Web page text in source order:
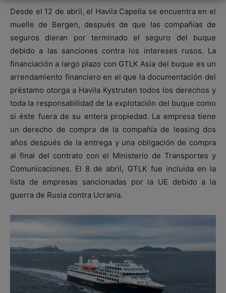
Desde el 12 de abril, el Havila Capella se encuentra en el
muelle de Bergen, después de que las compañías de
seguros dieran por terminado el seguro del buque
debido a las sanciones contra los intereses rusos. La
financiación a largo plazo con GTLK Asia del buque es un
arrendamiento financiero en el que la documentación del
préstamo otorga a Havila Kystruten todos los derechos y
toda la responsabilidad de la explotación del buque como
si éste fuera de su entera propiedad. La empresa tiene
un derecho de compra de la compañía de leasing dos
años después de la entrega y una obligación de compra
al final del contrato con el Ministerio de Transportes y
Comunicaciones. El 8 de abril, GTLK fue incluida en la
lista de empresas sancionadas por la UE debido a la
guerra de Rusia contra Ucrania.